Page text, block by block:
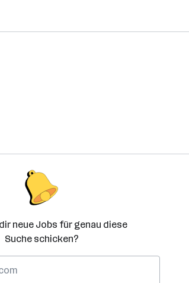
neue Jobs für genau diese
Suche schicken?